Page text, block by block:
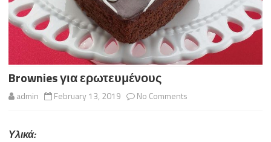
Brownies για ερωτευμένους
admin February 13, 2019 No Comments
Υλικά: